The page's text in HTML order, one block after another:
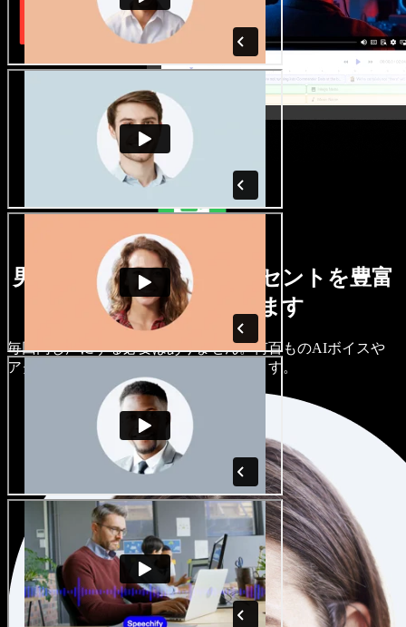
男女さまざまな声とアクセントを豊富
に取り揃えています
毎回同じ声にする必要はありません。何百ものAIボイスや
アクセントから選び、細かく調整できます。